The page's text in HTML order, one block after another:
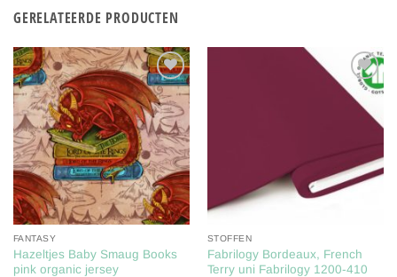
GERELATEERDE PRODUCTEN
Toevoegen
aan
verlanglijst
FANTASY
Hazeltjes Baby Smaug Books
pink organic jersey
Toevoegen
aan
verlanglijst
STOFFEN
Fabrilogy Bordeaux, French
Terry uni Fabrilogy 1200-410